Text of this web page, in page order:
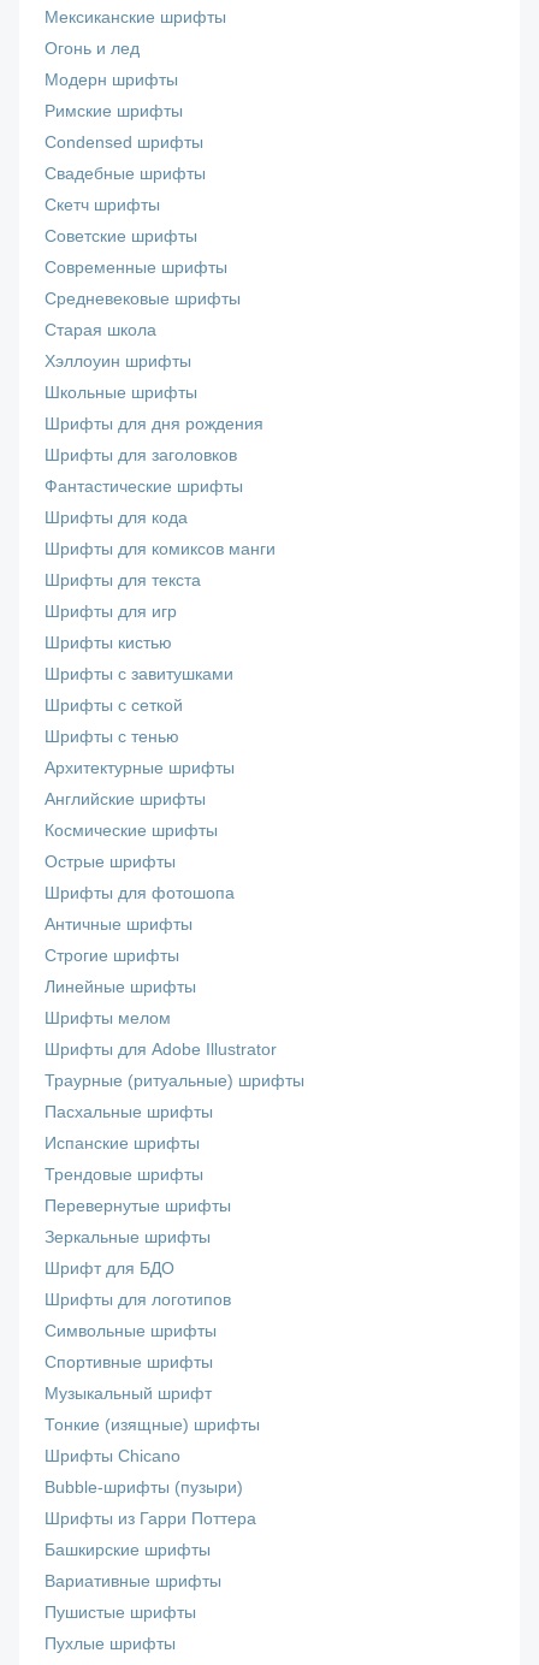
Мексиканские шрифты
Огонь и лед
Модерн шрифты
Римские шрифты
Сondensed шрифты
Свадебные шрифты
Скетч шрифты
Советские шрифты
Современные шрифты
Средневековые шрифты
Старая школа
Хэллоуин шрифты
Школьные шрифты
Шрифты для дня рождения
Шрифты для заголовков
Фантастические шрифты
Шрифты для кода
Шрифты для комиксов манги
Шрифты для текста
Шрифты для игр
Шрифты кистью
Шрифты с завитушками
Шрифты с сеткой
Шрифты с тенью
Архитектурные шрифты
Английские шрифты
Космические шрифты
Острые шрифты
Шрифты для фотошопа
Античные шрифты
Строгие шрифты
Линейные шрифты
Шрифты мелом
Шрифты для Adobe Illustrator
Траурные (ритуальные) шрифты
Пасхальные шрифты
Испанские шрифты
Трендовые шрифты
Перевернутые шрифты
Зеркальные шрифты
Шрифт для БДО
Шрифты для логотипов
Символьные шрифты
Спортивные шрифты
Музыкальный шрифт
Тонкие (изящные) шрифты
Шрифты Chicano
Bubble-шрифты (пузыри)
Шрифты из Гарри Поттера
Башкирские шрифты
Вариативные шрифты
Пушистые шрифты
Пухлые шрифты